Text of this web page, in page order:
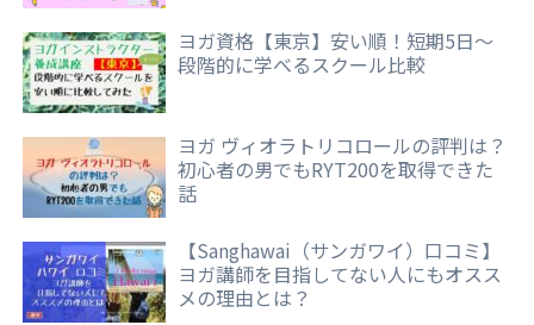
ヨガ資格【東京】安い順！短期5日～
段階的に学べるスクール比較
ヨガ ヴィオラトリコロールの評判は？
初心者の男でもRYT200を取得できた
話
【Sanghawai（サンガワイ）口コミ】
ヨガ講師を目指してない人にもオスス
メの理由とは？